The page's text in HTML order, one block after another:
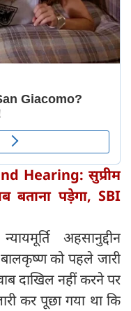
Hearing: सुप्रीम
बताना पड़ेगा, SBI
अहसानुद्दीन
को पहले जारी
दाखिल नहीं करने पर
कर पूछा गया था कि